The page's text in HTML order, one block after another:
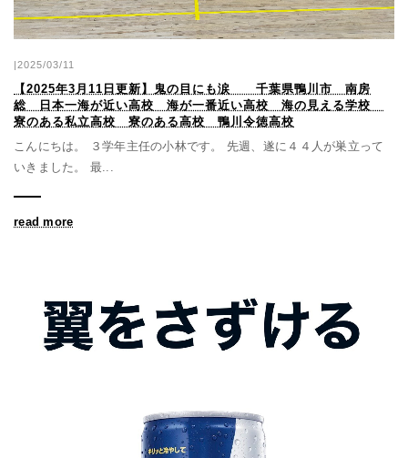
|2025/03/11
【2025年3月11日更新】鬼の目にも涙 千葉県鴨川市 南房
総 日本一海が近い高校 海が一番近い高校 海の見える学校
寮のある私立高校 寮のある高校 鴨川令徳高校
こんにちは。 ３学年主任の小林です。 先週、遂に４４人が巣立って
いきました。 最...
read more